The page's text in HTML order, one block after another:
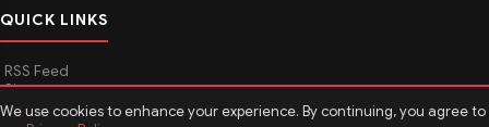
We use cookies to enhance your experience. By continuing, you agree to
QUICK LINKS
RSS Feed
Sitemap